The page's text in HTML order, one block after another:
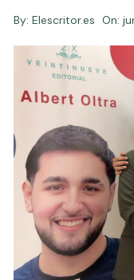
By: Elescritor.es On: